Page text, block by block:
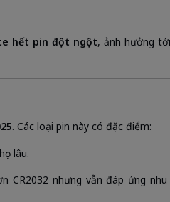
hết pin đột ngột, ảnh hưởng
. Các loại pin này có đặc điểm:
lâu.
nhưng vẫn đáp ứng nhu